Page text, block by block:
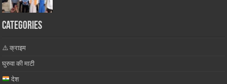
Categories
⚠️ क्राइम
घुरुवा की माटी
देश